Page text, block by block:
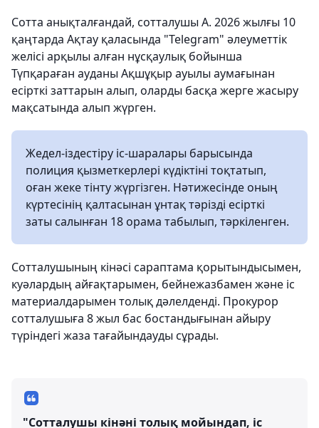
Сотта анықталғандай, сотталушы А. 2026 жылғы 10
қаңтарда Ақтау қаласында "Telegram" әлеуметтік
желісі арқылы алған нұсқаулық бойынша
Түпқараған ауданы Ақшұқыр ауылы аумағынан
есірткі заттарын алып, оларды басқа жерге жасыру
мақсатында алып жүрген.
Жедел-іздестіру іс-шаралары барысында
полиция қызметкерлері күдіктіні тоқтатып,
оған жеке тінту жүргізген. Нәтижесінде оның
күртесінің қалтасынан ұнтақ тәрізді есірткі
заты салынған 18 орама табылып, тәркіленген.
Сотталушының кінәсі сараптама қорытындысымен,
куәлардың айғақтарымен, бейнежазбамен және іс
материалдарымен толық дәлелденді. Прокурор
сотталушыға 8 жыл бас бостандығынан айыру
түріндегі жаза тағайындауды сұрады.
"Сотталушы кінәні толық мойындап, іс